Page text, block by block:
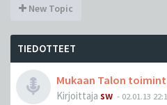
New Topic
TIEDOTTEET
Mukaan Talon
Kirjoittaja sw - 02.01.13